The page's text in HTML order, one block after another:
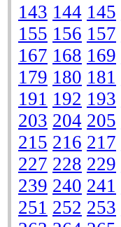
143 144 145
155 156 157
167 168 169
179 180 181
191 192 193
203 204 205
215 216 217
227 228 229
239 240 241
251 252 253